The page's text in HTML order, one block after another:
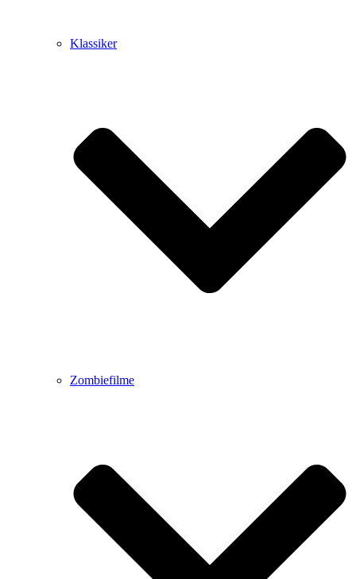
Klassiker
Zombiefilme